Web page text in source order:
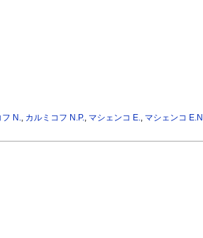
N. カルミコフ N.P. マシェンコ E. マシェンコ E.N.